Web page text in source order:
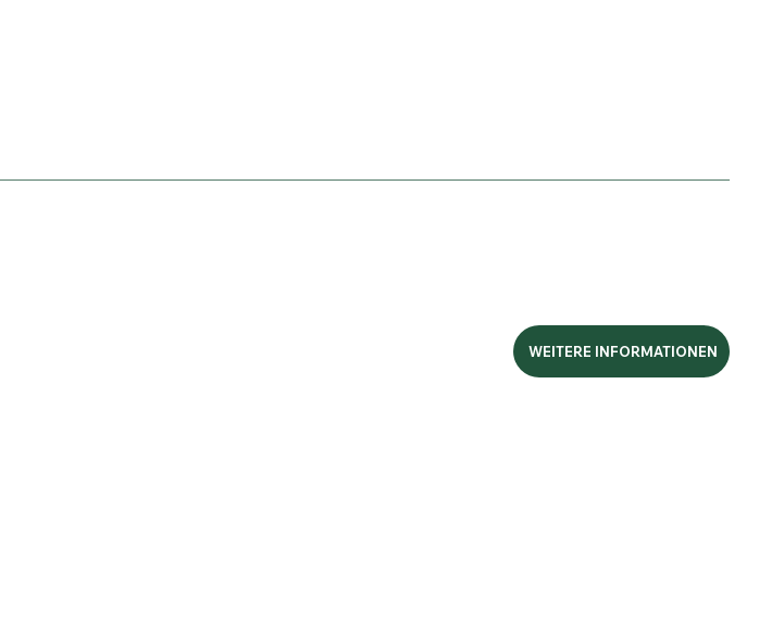
WEITERE INFORMATIONEN